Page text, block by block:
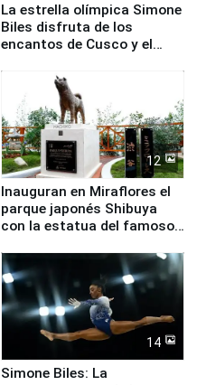
La estrella olímpica Simone
Biles disfruta de los
encantos de Cusco y el
12
Inauguran en Miraflores el
parque japonés Shibuya
con la estatua del famoso
14
Simone Biles: La